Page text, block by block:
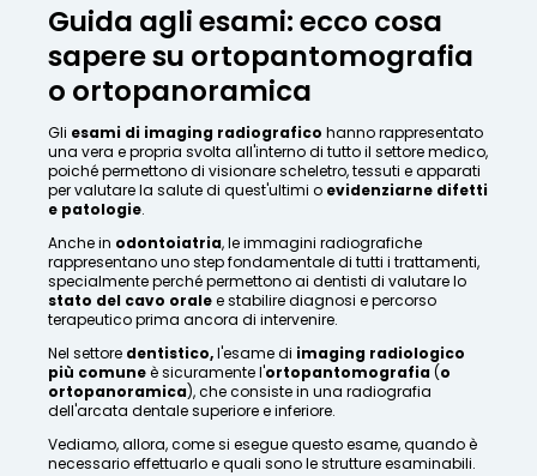
Guida agli esami: ecco cosa
sapere su ortopantomografia
o ortopanoramica
Gli esami di imaging radiografico hanno rappresentato
una vera e propria svolta all'interno di tutto il settore medico,
poiché permettono di visionare scheletro, tessuti e apparati
per valutare la salute di quest'ultimi o evidenziarne difetti
e patologie.
Anche in odontoiatria, le immagini radiografiche
rappresentano uno step fondamentale di tutti i trattamenti,
specialmente perché permettono ai dentisti di valutare lo
stato del cavo oralee stabilire diagnosi e percorso
terapeutico prima ancora di intervenire.
Nel settore dentistico,l'esame di imaging radiologico
più comuneè sicuramente l'ortopantomografia(o
ortopanoramica), che consiste in una radiografia
dell'arcata dentale superiore e inferiore.
Vediamo, allora, come si esegue questo esame, quando è
necessario effettuarlo e quali sono le strutture esaminabili.